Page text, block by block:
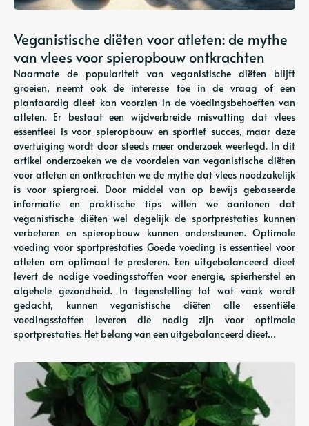
Veganistische diëten voor atleten: de mythe
van vlees voor spieropbouw ontkrachten
Naarmate de populariteit van veganistische diëten blijft
groeien, neemt ook de interesse toe in de vraag of een
plantaardig dieet kan voorzien in de voedingsbehoeften van
atleten. Er bestaat een wijdverbreide misvatting dat vlees
essentieel is voor spieropbouw en sportief succes, maar deze
overtuiging wordt door steeds meer onderzoek weerlegd. In dit
artikel onderzoeken we de voordelen van veganistische diëten
voor atleten en ontkrachten we de mythe dat vlees noodzakelijk
is voor spiergroei. Door middel van op bewijs gebaseerde
informatie en praktische tips willen we aantonen dat
veganistische diëten wel degelijk de sportprestaties kunnen
verbeteren en spieropbouw kunnen ondersteunen. Optimale
voeding voor sportprestaties Goede voeding is essentieel voor
atleten om optimaal te presteren. Een uitgebalanceerd dieet
levert de nodige voedingsstoffen voor energie, spierherstel en
algehele gezondheid. In tegenstelling tot wat vaak wordt
gedacht, kunnen veganistische diëten alle essentiële
voedingsstoffen leveren die nodig zijn voor optimale
sportprestaties. Het belang van een uitgebalanceerd dieet…